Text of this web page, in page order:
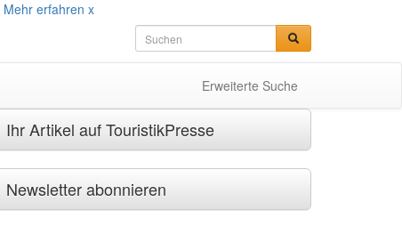
Mehr erfahren x
Erweiterte Suche
Ihr Artikel auf TouristikPresse
Newsletter abonnieren